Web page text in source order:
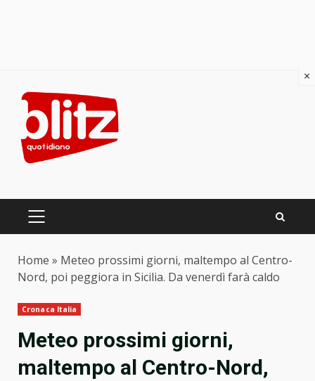
content
PRIMARY
Home » Meteo prossimi giorni, maltempo al Centro-
Nord, poi peggiora in Sicilia. Da venerdì farà caldo
Cronaca Italia
Meteo prossimi giorni,
maltempo al Centro-Nord,
×